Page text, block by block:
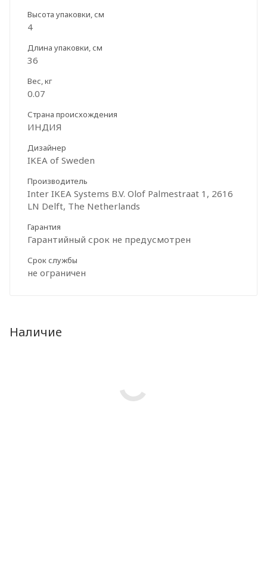
Высота упаковки, см
4
Длина упаковки, см
36
Вес, кг
0.07
Страна происхождения
ИНДИЯ
Дизайнер
IKEA of Sweden
Производитель
Inter IKEA Systems B.V. Olof Palmestraat 1, 2616
LN Delft, The Netherlands
Гарантия
Гарантийный срок не предусмотрен
Срок службы
не ограничен
Наличие